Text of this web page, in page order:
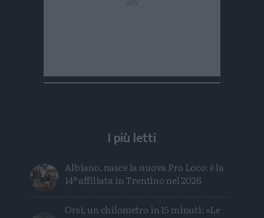
I più letti
Albiano, nasce la nuova Pro Loco: è la
14ª affiliata in Trentino nel 2026
Orsi, un chilometro in 15 minuti: «Le